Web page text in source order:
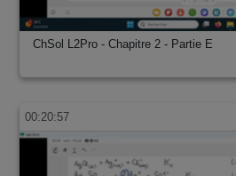
ChSol L2Pro - Chapitre 2 - Partie E
00:20:57